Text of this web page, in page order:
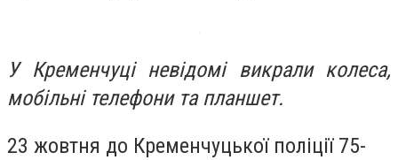
У Кременчуці невідомі викрали колеса,
мобільні телефони та планшет.
23 жовтня до Кременчуцької поліції 75-